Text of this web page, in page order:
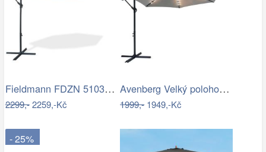
Fieldmann FDZN 5103 boční slunečník,…
2299,-2259,-Kč
Avenberg Velký polohovatelný slunečník…
1999,-1949,-Kč
- 25%